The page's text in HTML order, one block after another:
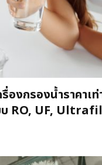
องกรองน้ำราคาเท่
บ RO, UF,